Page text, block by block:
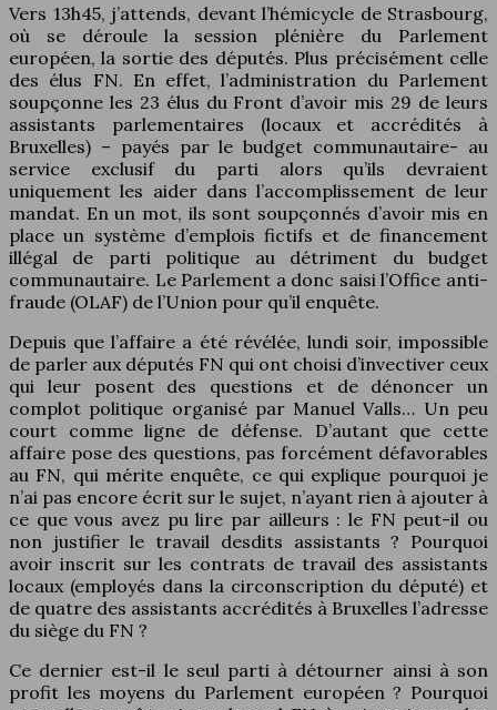
Vers 13h45, j’attends, devant l’hémicycle de Strasbourg,
où se déroule la session plénière du Parlement
européen, la sortie des députés. Plus précisément celle
des élus FN. En effet, l’administration du Parlement
soupçonne les 23 élus du Front d’avoir mis 29 de leurs
assistants parlementaires (locaux et accrédités à
Bruxelles) – payés par le budget communautaire- au
service exclusif du parti alors qu’ils devraient
uniquement les aider dans l’accomplissement de leur
mandat. En un mot, ils sont soupçonnés d’avoir mis en
place un système d’emplois fictifs et de financement
illégal de parti politique au détriment du budget
communautaire. Le Parlement a donc saisi l’Office anti-
fraude (OLAF) de l’Union pour qu’il enquête.
Depuis que l’affaire a été révélée, lundi soir, impossible
de parler aux députés FN qui ont choisi d’invectiver ceux
qui leur posent des questions et de dénoncer un
complot politique organisé par Manuel Valls… Un peu
court comme ligne de défense. D’autant que cette
affaire pose des questions, pas forcément défavorables
au FN, qui mérite enquête, ce qui explique pourquoi je
n’ai pas encore écrit sur le sujet, n’ayant rien à ajouter à
ce que vous avez pu lire par ailleurs : le FN peut-il ou
non justifier le travail desdits assistants ? Pourquoi
avoir inscrit sur les contrats de travail des assistants
locaux (employés dans la circonscription du député) et
de quatre des assistants accrédités à Bruxelles l’adresse
du siège du FN ?
Ce dernier est-il le seul parti à détourner ainsi à son
profit les moyens du Parlement européen ? Pourquoi